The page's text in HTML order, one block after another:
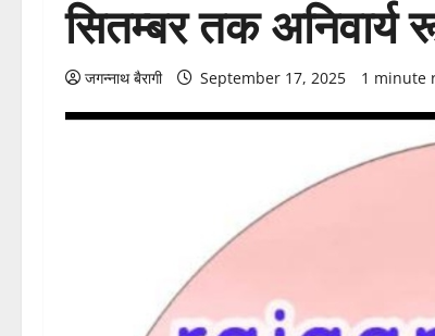
सितम्बर तक
जगन्नाथ बैरागी September 17, 2025 1 minute